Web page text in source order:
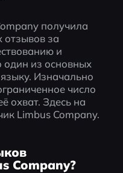
получила
за
и
один из основных
Изначально
число
охват. Здесь на
Limbus Company.
Company?